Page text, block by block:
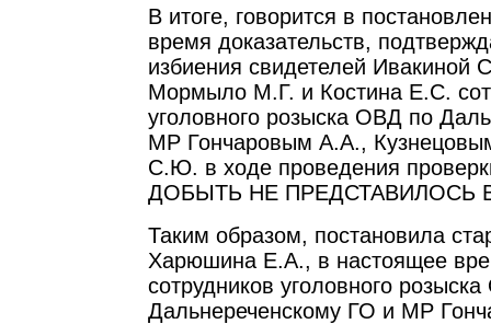
В итоге, говорится в
время доказательств,
избиения свидетелей
Мормыло М.Г. и Костина Е.С.
уголовного розыска ОВД по
МР Гончаровым А.А.,
С.Ю. в ходе проведения
ДОБЫТЬ НЕ
Таким образом, постановила
Харюшина Е.А., в настоящее
сотрудников уголовного
Дальнереченскому ГО и МР